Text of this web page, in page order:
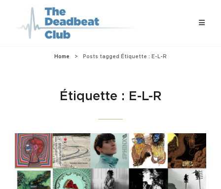
Home > Posts tagged Étiquette : E-L-R
Étiquette : E-L-R